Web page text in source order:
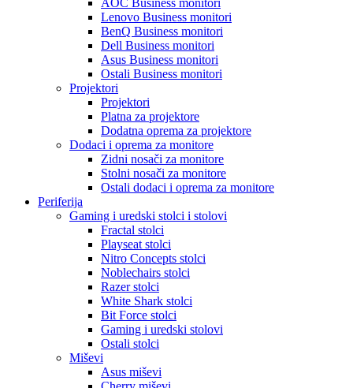
AOC Business monitori
Lenovo Business monitori
BenQ Business monitori
Dell Business monitori
Asus Business monitori
Ostali Business monitori
Projektori
Projektori
Platna za projektore
Dodatna oprema za projektore
Dodaci i oprema za monitore
Zidni nosači za monitore
Stolni nosači za monitore
Ostali dodaci i oprema za monitore
Periferija
Gaming i uredski stolci i stolovi
Fractal stolci
Playseat stolci
Nitro Concepts stolci
Noblechairs stolci
Razer stolci
White Shark stolci
Bit Force stolci
Gaming i uredski stolovi
Ostali stolci
Miševi
Asus miševi